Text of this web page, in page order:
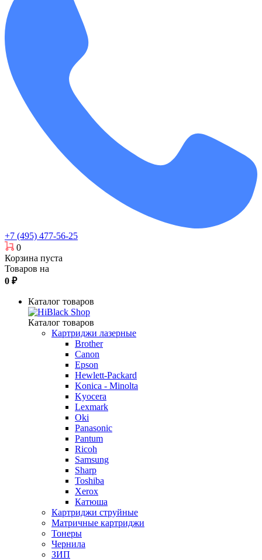
+7 (495) 477-56-25
0
Корзина пуста
Товаров на
0 ₽
Каталог товаров
Каталог товаров
Картриджи лазерные
Brother
Canon
Epson
Hewlett-Packard
Konica - Minolta
Kyocera
Lexmark
Oki
Panasonic
Pantum
Ricoh
Samsung
Sharp
Toshiba
Xerox
Катюша
Картриджи струйные
Матричные картриджи
Тонеры
Чернила
ЗИП